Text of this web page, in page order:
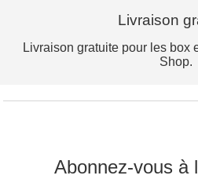
Livraison
Livraison gratuite pour les box
Shop.
Abonnez-vous à